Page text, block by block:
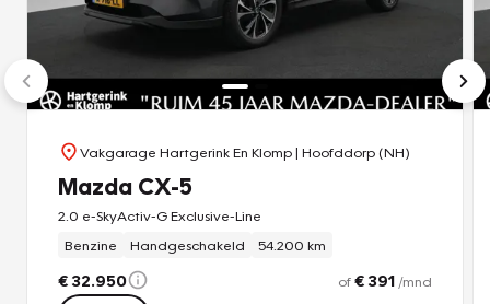
Vakgarage Hartgerink En Klomp| Hoofddorp (NH)
Mazda CX-5
2.0 e-SkyActiv-G Exclusive-Line
Benzine
Handgeschakeld 54.200 km
€ 32.950 of€ 391 /mnd